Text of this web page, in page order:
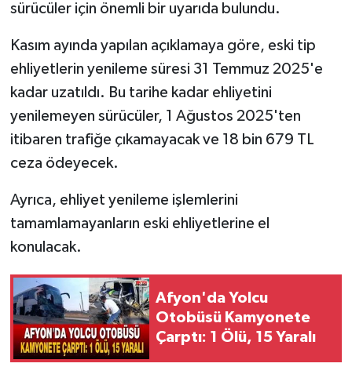
sürücüler için önemli bir uyarıda bulundu.
Kasım ayında yapılan açıklamaya göre, eski tip
ehliyetlerin yenileme süresi 31 Temmuz 2025'e
kadar uzatıldı. Bu tarihe kadar ehliyetini
yenilemeyen sürücüler, 1 Ağustos 2025'ten
itibaren trafiğe çıkamayacak ve 18 bin 679 TL
ceza ödeyecek.
Ayrıca, ehliyet yenileme işlemlerini
tamamlamayanların eski ehliyetlerine el
konulacak.
Afyon'da Yolcu
Otobüsü Kamyonete
Çarptı: 1 Ölü, 15 Yaralı